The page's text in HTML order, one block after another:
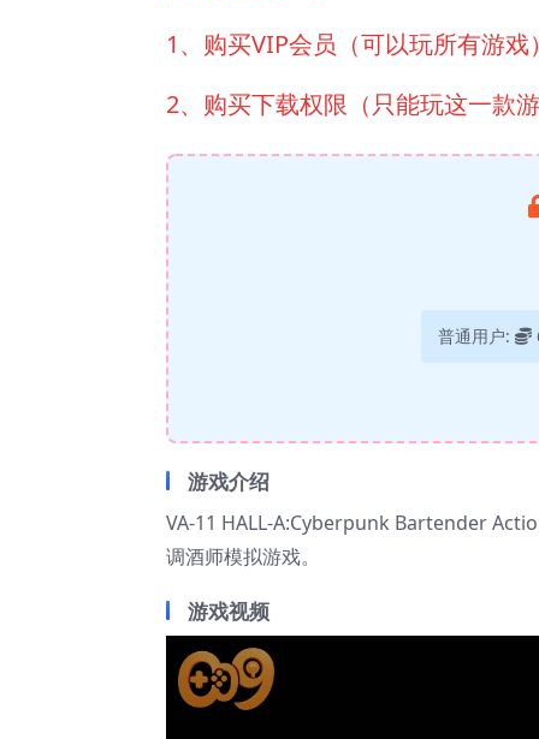
1、购买VIP会员（可以玩所有游
2、购买下载权限（只能玩这一款
普通用户:
游戏介绍
VA-11 HALL-A:Cyberpunk Bartender
调酒师模拟游戏。
游戏视频